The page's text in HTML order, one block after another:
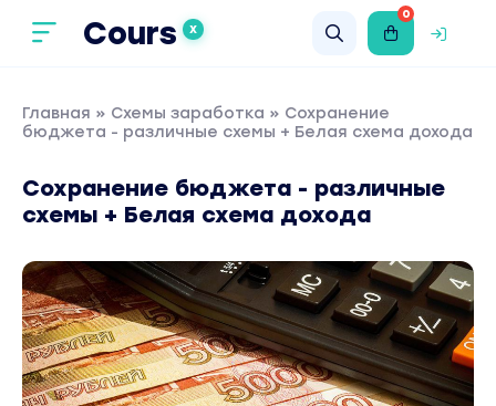
Cours X
0
Главная » Схемы заработка » Сохранение
бюджета - различные схемы + Белая схема дохода
Сохранение бюджета - различные
схемы + Белая схема дохода